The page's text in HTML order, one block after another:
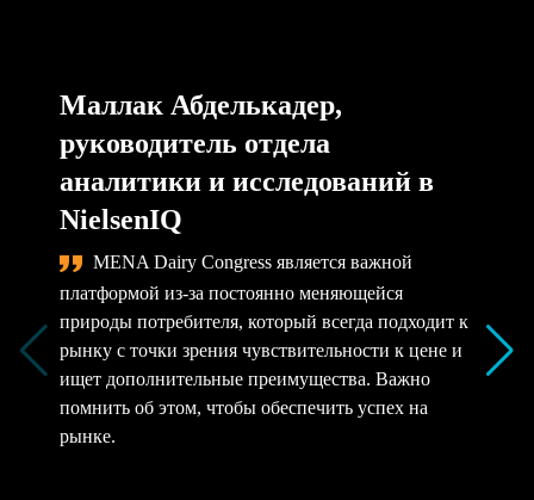
Маллак Абделькадер,
руководитель отдела
аналитики и исследований в
NielsenIQ
MENA Dairy Congress является важной
платформой из-за постоянно меняющейся
природы потребителя, который всегда подходит к
рынку с точки зрения чувствительности к цене и
ищет дополнительные преимущества. Важно
помнить об этом, чтобы обеспечить успех на
рынке.